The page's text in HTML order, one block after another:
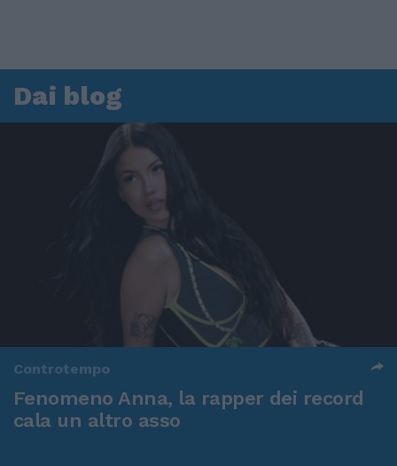
Dai blog
Controtempo
Fenomeno Anna, la rapper dei record
cala un altro asso